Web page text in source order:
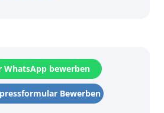
Bewerben
WhatsApp bewerben